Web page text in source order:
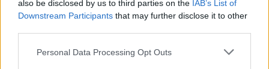
also be disclosed by us to third parties on the IAB’s List of
Downstream Participants that may further disclose it to other
Please note that this website/app uses one or more Google
Personal Data Processing Opt Outs
Államok nyilván nem fogja technológiai
hacsak az aktuális elnöknem posztolja ki őket